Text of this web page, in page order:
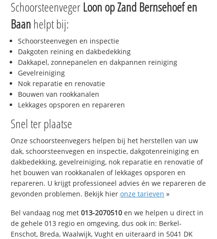
Schoorsteenveger Loon op Zand Bernsehoef en
Baan helpt bij:
Schoorsteenvegen en inspectie
Dakgoten reining en dakbedekking
Dakkapel, zonnepanelen en dakpannen reiniging
Gevelreiniging
Nok reparatie en renovatie
Bouwen van rookkanalen
Lekkages opsporen en repareren
Snel ter plaatse
Onze schoorsteenvegers helpen bij het herstellen van uw
dak, schoorsteenvegen en inspectie, dakgotenreiniging en
dakbedekking, gevelreiniging, nok reparatie en renovatie of
het bouwen van rookkanalen of lekkages opsporen en
repareren. U krijgt professioneel advies én we repareren de
gevonden problemen. Bekijk hieronze tarieven »
Bel vandaag nog met013-2070510 en we helpen u direct in
de gehele 013 regio en omgeving, dus ook in: Berkel-
Enschot, Breda, Waalwijk, Vught en uiteraard in 5041 DK